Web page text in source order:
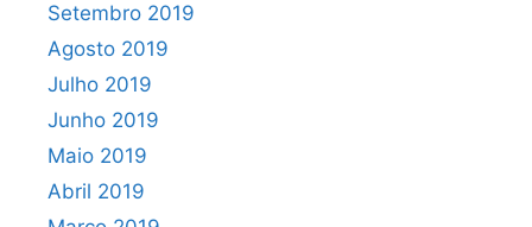
Setembro 2019
Agosto 2019
Julho 2019
Junho 2019
Maio 2019
Abril 2019